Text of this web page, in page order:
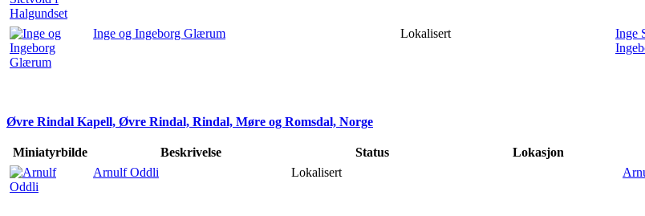
Inge og Ingeborg Glærum Lokalisert Inge
Øvre Rindal Kapell, Øvre Rindal, Rindal, Møre og Romsdal, Norge
Miniatyrbilde Beskrivelse Status Lokasjon
Arnulf Oddli
Lokalisert